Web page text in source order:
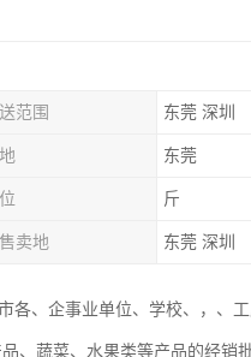
范围 东莞 深圳
东莞
斤
卖地 东莞 深圳
、企事业单位、学校、，、工
、蔬菜、水果类等产品的经销